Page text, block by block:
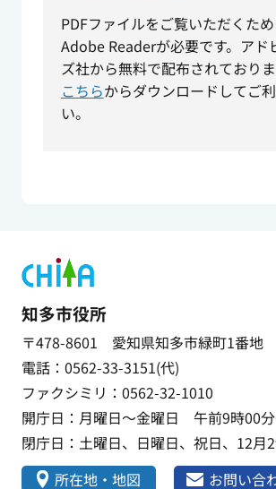
PDFファイルをご覧いただくため
Adobe Readerが必要です。アド
ズ社から無料で配布されておりま
こちらからダウンロードしてご
い。
知多市役所
〒478-8601 愛知県知多市緑町1番地
電話：0562-33-3151(代)
ファクシミリ：0562-32-1010
開庁日：月曜日～金曜日 午前9時00
閉庁日：土曜日、日曜日、祝日、12月
所在地・地図
お問い合